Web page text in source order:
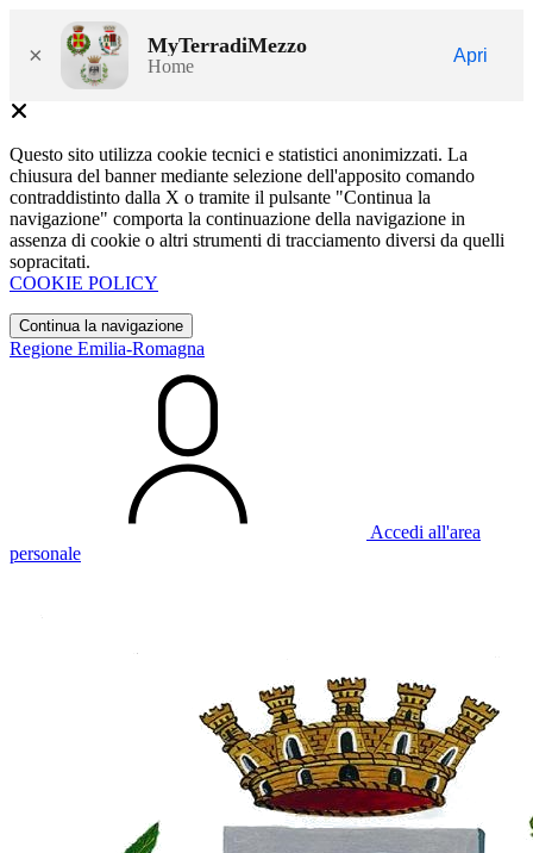
× MyTerradiMezzo
Home
Apri
Questo sito utilizza cookie tecnici e statistici anonimizzati. La
chiusura del banner mediante selezione dell'apposito comando
contraddistinto dalla X o tramite il pulsante "Continua la
navigazione" comporta la continuazione della navigazione in
assenza di cookie o altri strumenti di tracciamento diversi da quelli
sopracitati.
COOKIE POLICY
Continua la navigazione
Regione Emilia-Romagna
Accedi all'area
personale